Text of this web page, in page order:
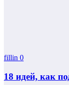
fillin 0
18 идей, как